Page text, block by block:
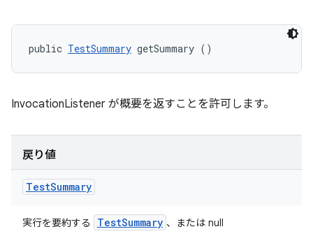
public TestSummary getSummary ()
InvocationListener が概要を返すことを許可します。
戻り値
TestSummary
実行を要約する TestSummary 、または null